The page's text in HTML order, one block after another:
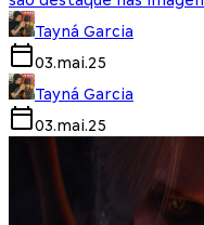
Tayná Garcia
03.mai.25
Tayná Garcia
03.mai.25